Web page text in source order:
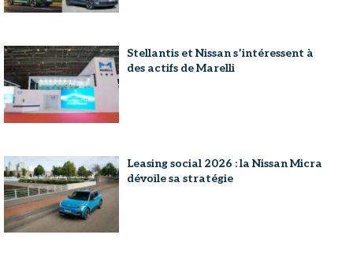
Stellantis et Nissan s’intéressent à
des actifs de Marelli
Leasing social 2026 : la Nissan Micra
dévoile sa stratégie